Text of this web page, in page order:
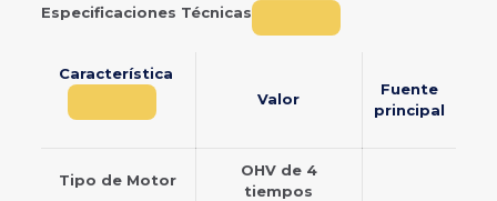
Especificaciones Técnicas
Característica
Valor
Fuente
principal
Tipo de Motor
OHV de 4
tiempos